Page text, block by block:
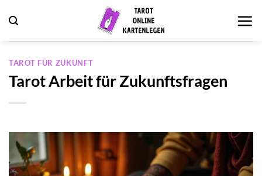
Inhalt
springen
TAROT FÜR ZUKUNFT
Tarot Arbeit für Zukunftsfragen